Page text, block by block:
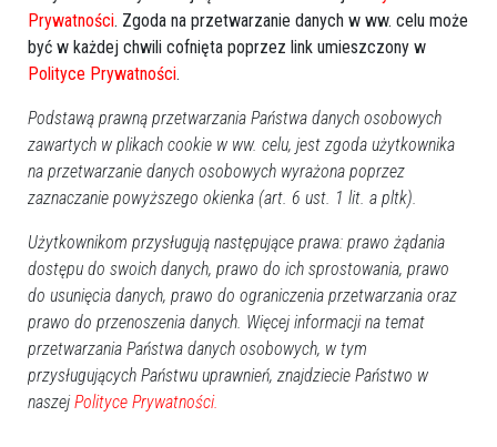
2016-05-18 12:20
Prywatności. Zgoda na przetwarzanie danych w ww. celu może
być w każdej chwili cofnięta poprzez link umieszczony w
Polityce Prywatności.
Podstawą prawną przetwarzania Państwa danych osobowych
zawartych w plikach cookie w ww. celu, jest zgoda użytkownika
na przetwarzanie danych osobowych wyrażona poprzez
zaznaczanie powyższego okienka (art. 6 ust. 1 lit. a pltk).
Użytkownikom przysługują następujące prawa: prawo żądania
dostępu do swoich danych, prawo do ich sprostowania, prawo
do usunięcia danych, prawo do ograniczenia przetwarzania oraz
prawo do przenoszenia danych. Więcej informacji na temat
przetwarzania Państwa danych osobowych, w tym
przysługujących Państwu uprawnień, znajdziecie Państwo w
naszej Polityce Prywatności.